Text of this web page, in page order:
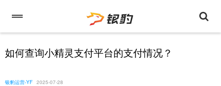
如何查询小精灵支付平台的支付情况？
银豹运营-YF 2025-07-28